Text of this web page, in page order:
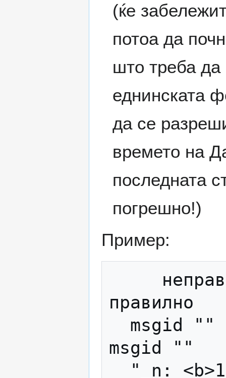
(ќе
потоа да
што треба
еднинската
да се
времето на
последната
погрешно!)
Пример:
правилно
msgid ""